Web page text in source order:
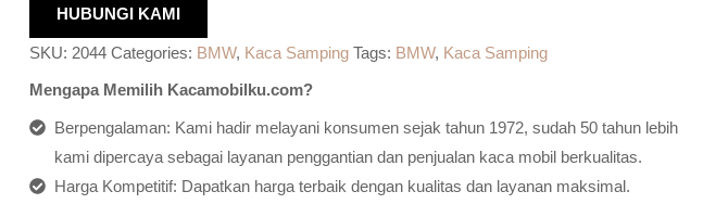
HUBUNGI KAMI
SKU: 2044 Categories: BMW, Kaca Samping Tags: BMW, Kaca Samping
Mengapa Memilih Kacamobilku.com?
Berpengalaman: Kami hadir melayani konsumen sejak tahun 1972, sudah 50 tahun lebih
kami dipercaya sebagai layanan penggantian dan penjualan kaca mobil berkualitas.
Harga Kompetitif: Dapatkan harga terbaik dengan kualitas dan layanan maksimal.